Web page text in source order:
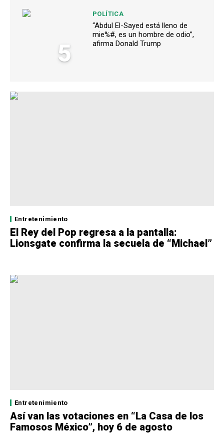
5
POLÍTICA
“Abdul El-Sayed está lleno de
mie%#, es un hombre de odio”,
afirma Donald Trump
Entretenimiento
El Rey del Pop regresa a la pantalla:
Lionsgate confirma la secuela de “Michael”
Entretenimiento
Así van las votaciones en “La Casa de los
Famosos México”, hoy 6 de agosto